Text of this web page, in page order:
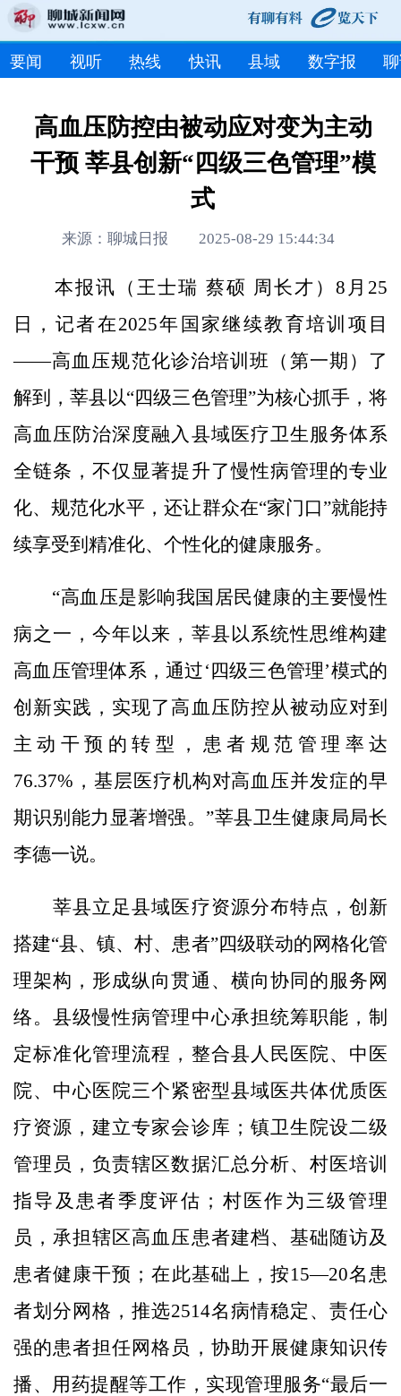
要闻 视听 热线 快讯 县域 数字报
高血压防控由被动应对变为主动
干预 莘县创新“四级三色管理”模
式
来源：聊城日报 2025-08-29 15:44:34
本报讯（王士瑞 蔡硕 周长才）8月25
日，记者在2025年国家继续教育培训项目
——高血压规范化诊治培训班（第一期）了
解到，莘县以“四级三色管理”为核心抓手，将
高血压防治深度融入县域医疗卫生服务体系
全链条，不仅显著提升了慢性病管理的专业
化、规范化水平，还让群众在“家门口”就能持
续享受到精准化、个性化的健康服务。
“高血压是影响我国居民健康的主要慢性
病之一，今年以来，莘县以系统性思维构建
高血压管理体系，通过‘四级三色管理’模式的
创新实践，实现了高血压防控从被动应对到
主动干预的转型，患者规范管理率达
76.37%，基层医疗机构对高血压并发症的早
期识别能力显著增强。”莘县卫生健康局局长
李德一说。
莘县立足县域医疗资源分布特点，创新
搭建“县、镇、村、患者”四级联动的网格化管
理架构，形成纵向贯通、横向协同的服务网
络。县级慢性病管理中心承担统筹职能，制
定标准化管理流程，整合县人民医院、中医
院、中心医院三个紧密型县域医共体优质医
疗资源，建立专家会诊库；镇卫生院设二级
管理员，负责辖区数据汇总分析、村医培训
指导及患者季度评估；村医作为三级管理
员，承担辖区高血压患者建档、基础随访及
患者健康干预；在此基础上，按15—20名患
者划分网格，推选2514名病情稳定、责任心
强的患者担任网格员，协助开展健康知识传
播、用药提醒等工作，实现管理服务“最后一